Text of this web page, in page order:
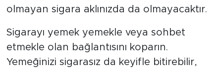
olmayan sigara aklınızda da olmayacaktır.
Sigarayı yemek yemekle veya sohbet
etmekle olan bağlantısını koparın.
Yemeğinizi sigarasız da keyifle bitirebilir,